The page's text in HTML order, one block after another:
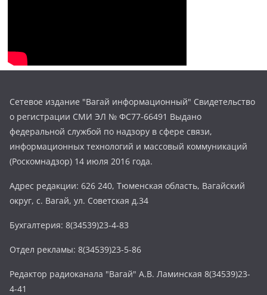
Сетевое издание "Вагай информационный" Свидетельство
о регистрации СМИ ЭЛ № ФС77-66491 Выдано
федеральной службой по надзору в сфере связи,
информационных технологий и массовый коммуникаций
(Роскомнадзор) 14 июля 2016 года.
Адрес редакции: 626 240, Тюменская область, Вагайский
округ, с. Вагай, ул. Советская д.34
Бухгалтерия: 8(34539)23-4-83
Отдел рекламы: 8(34539)23-5-86
Редактор радиоканала "Вагай" А.В. Ламинская 8(34539)23-
4-41